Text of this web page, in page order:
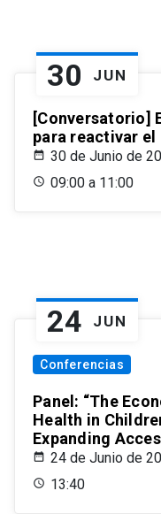
30 JUN
[Conversatorio]
para reactivar
30 de Junio de
09:00 a 11:00
24 JUN
Conferencias
Panel: “The
Health in
Expanding
24 de Junio de
13:40